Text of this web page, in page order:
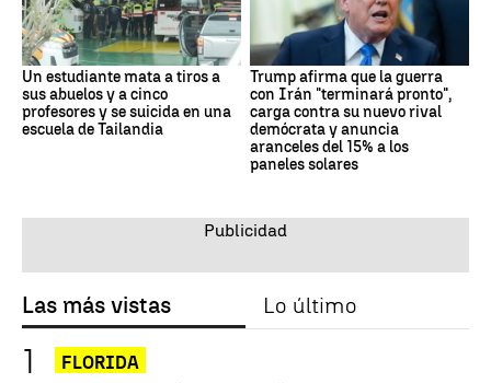
Un estudiante mata a tiros a
sus abuelos y a cinco
profesores y se suicida en una
escuela de Tailandia
Trump afirma que la guerra
con Irán "terminará pronto",
carga contra su nuevo rival
demócrata y anuncia
aranceles del 15% a los
paneles solares
Las más vistas Lo último
FLORIDA